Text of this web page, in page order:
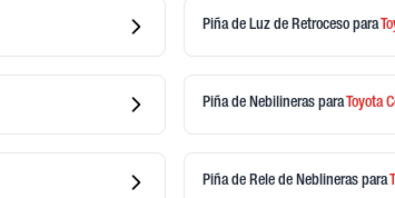
Piña de Luz de Retroceso para
Piña de Nebilineras para Toyota
Piña de Rele de Neblineras para